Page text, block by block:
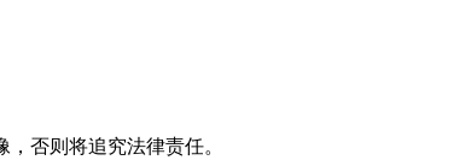
否则将追究法律责任。